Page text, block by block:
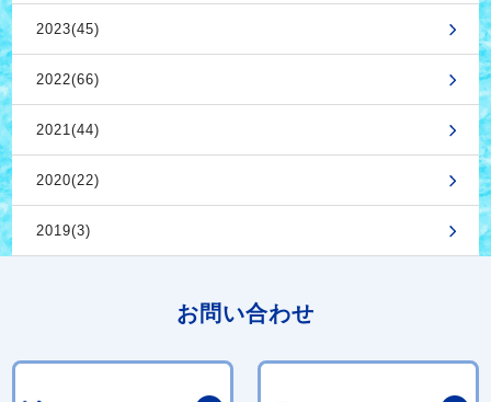
2023(45)
2022(66)
2021(44)
2020(22)
2019(3)
お問い合わせ